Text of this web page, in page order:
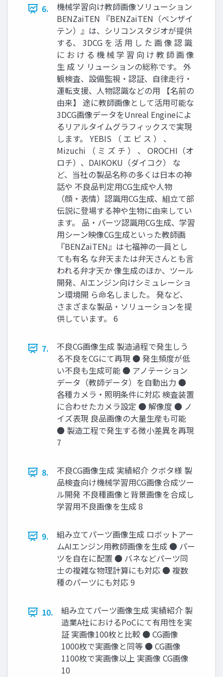
6.
機械学習向け教師画像ソリューション
BENZaiTEN 『BENZaiTEN（ベンザイ
テン）』は、シリコンスタジオが提供
する、 3DCG を 活 用 し た 画 像 認 識
に お け る 機 械 学 習 向 け 教 師 画 像
生 成 ソ リューションの総称です。 外
観検査、設備監視・認証、自律走行・
運転支援、人物認識などの用 【名前の
由来】 途に教師画像として活用可能な
3DCG画像データをUnreal Engineによ
るリアルタイムグラフィックスで実現
します。 YEBIS （ エ ビ ス ） 、
Mizuchi （ ミ ズ チ ） 、 OROCHI（オ
ロチ）、DAIKOKU（ダイコク） な
ど、当社の製品名称の多くは日本の神
話や 不良品判定用CG生成や人物
（顔・表情）認識用CG生成、組立て部
伝説に登場する神や生物に由来してい
ます。 品・パーツ認識用CG生成、学習
用シーン映像CG生成といった教師画
『BENZaiTEN』は七福神の一員とし
ても有名 な弁天または弁天さんとも言
われる弁才天か 像生成のほか、ツール
開発、AIエンジン向けシミュレーショ
ン環境開 ら命名しました。 発など、
さまざまな製品・ソリューションを提
供しています。 6
7.
不良CG画像生成 製造過程で発生しう
る不良をCGにて再現 ● 発生頻度が低
い不良も生成可能 ● アノテーション
データ（教師データ）を自動出力 ●
各種カメラ・照明条件に対応 検査装置
に合わせたカメラ設定 ● 解像度 ● ノ
イズ表現 良品画像の大量生産も可能
● 製造工程で発生する微小差異を再現
7
8.
不良CG画像生成 実績紹介 クボタ様 製
品検査向け機械学習用CG画像合成ツー
ル開発 不良種画像と背景画像を合成し
学習用不良画像を生成 8
9.
組み立てパーツ画像生成 ロボットアー
ムAIエンジン用教師画像を生成 ● パー
ツを自在に配置 ● バネなどパーツ同
士の複雑な物理計算にも対応 ● 複数
種のパーツにも対応 9
10.
組み立てパーツ画像生成 実績紹介 製
造業A社におけるPoCにて有用性を実
証 実画像100枚と比較 ● CG画像
1000枚で実画像と同等 ● CG画像
1100枚で実画像以上 実画像 CG画像
10